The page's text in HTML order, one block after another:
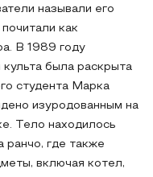
называли его
как
В 1989 году
была раскрыта
студента Марка
изуродованным на
Тело находилось
ранчо, где также
включая котел,